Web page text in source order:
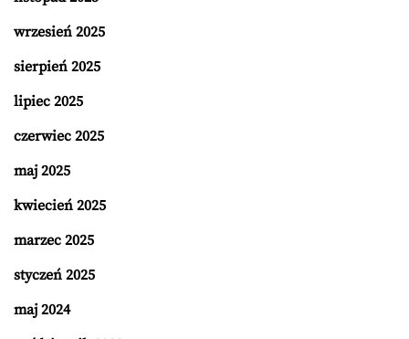
wrzesień 2025
sierpień 2025
lipiec 2025
czerwiec 2025
maj 2025
kwiecień 2025
marzec 2025
styczeń 2025
maj 2024